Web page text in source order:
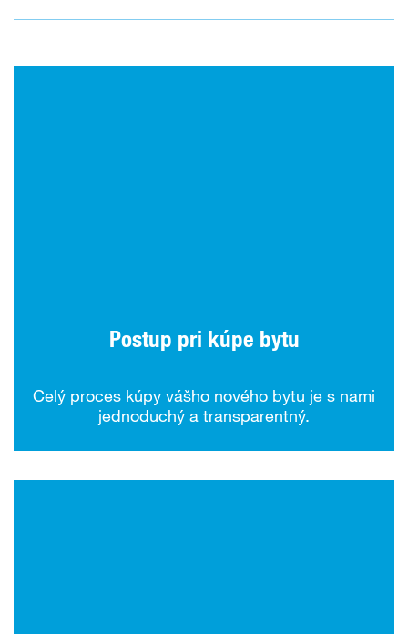
Postup pri kúpe bytu
Celý proces kúpy vášho nového bytu je s nami
jednoduchý a transparentný.